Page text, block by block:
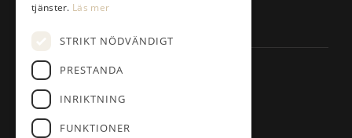
tjänster. Läs mer
STRIKT NÖDVÄNDIGT
PRESTANDA
INRIKTNING
FUNKTIONER